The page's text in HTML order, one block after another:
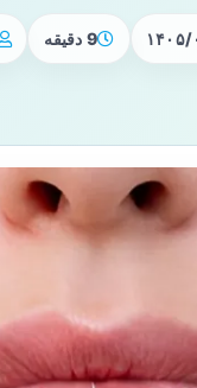
9 دقیقه